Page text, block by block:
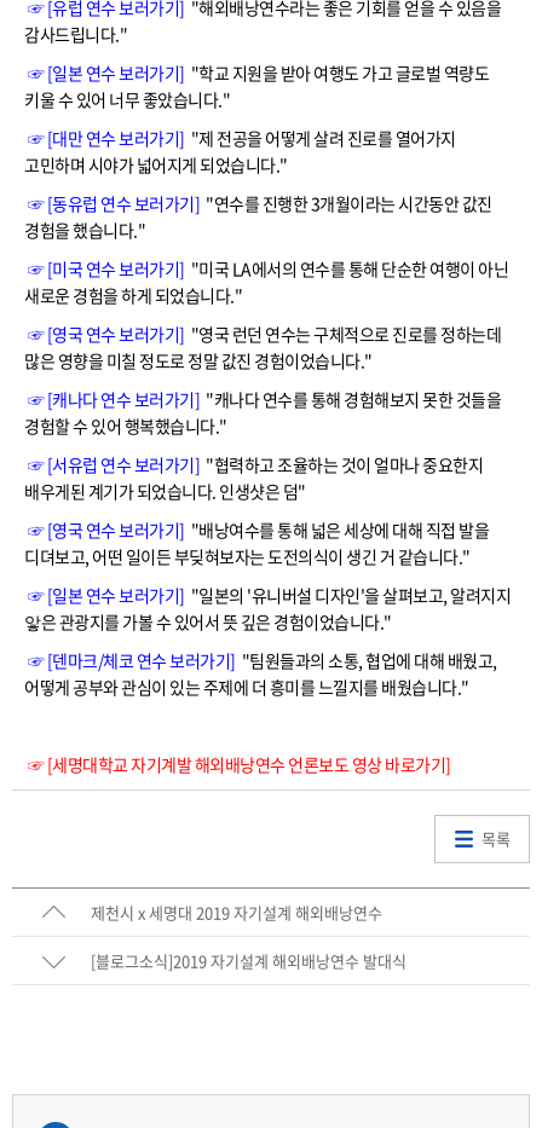
☞ [유럽 연수 보러가기] "해외배낭연수라는 좋은 기회를 얻을 수 있음을
감사드립니다."
☞ [일본 연수 보러가기] "학교 지원을 받아 여행도 가고 글로벌 역량도
키울 수 있어 너무 좋았습니다."
☞ [대만 연수 보러가기] "제 전공을 어떻게 살려 진로를 열어가지
고민하며 시야가 넓어지게 되었습니다."
☞ [동유럽 연수 보러가기] "연수를 진행한 3개월이라는 시간동안 값진
경험을 했습니다."
☞ [미국 연수 보러가기] "미국 LA에서의 연수를 통해 단순한 여행이 아닌
새로운 경험을 하게 되었습니다."
☞ [영국 연수 보러가기] "영국 런던 연수는 구체적으로 진로를 정하는데
많은 영향을 미칠 정도로 정말 값진 경험이었습니다."
☞ [캐나다 연수 보러가기] "캐나다 연수를 통해 경험해보지 못한 것들을
경험할 수 있어 행복했습니다."
☞ [서유럽 연수 보러가기] "협력하고 조율하는 것이 얼마나 중요한지
배우게된 계기가 되었습니다. 인생샷은 덤"
☞ [영국 연수 보러가기] "배낭여수를 통해 넓은 세상에 대해 직접 발을
디뎌보고, 어떤 일이든 부딪혀보자는 도전의식이 생긴 거 같습니다."
☞ [일본 연수 보러가기] "일본의 '유니버설 디자인'을 살펴보고, 알려지지
앟은 관광지를 가볼 수 있어서 뜻 깊은 경험이었습니다."
☞ [덴마크/체코 연수 보러가기] "팀원들과의 소통, 협업에 대해 배웠고,
어떻게 공부와 관심이 있는 주제에 더 흥미를 느낄지를 배웠습니다."
☞ [세명대학교 자기계발 해외배낭연수 언론보도 영상 바로가기]
목록
제천시 x 세명대 2019 자기설계 해외배낭연수
[블로그소식]2019 자기설계 해외배낭연수 발대식